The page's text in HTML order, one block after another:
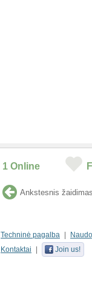
1 Online
Ankstesnis žaidimas
Techninė pagalba
Kontaktai
Join us!